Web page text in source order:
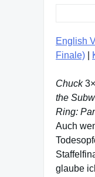
English
Finale)
Chuck
the
Ring:
Auch
glaube